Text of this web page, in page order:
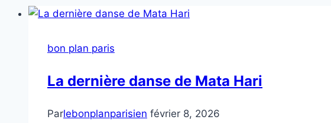
bon plan paris
La dernière danse de Mata Hari
Parlebonplanparisien février 8, 2026